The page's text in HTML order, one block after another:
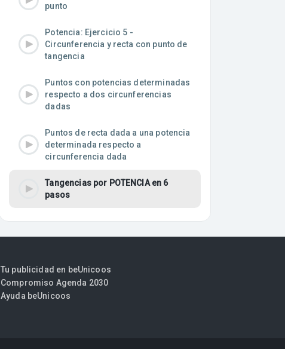
punto
Potencia: Ejercicio 5 -
Circunferencia y recta con punto de
tangencia
Puntos con potencias determinadas
respecto a dos circunferencias
dadas
Puntos de recta dada a una potencia
determinada respecto a
circunferencia dada
Tangencias por POTENCIA en 6
pasos
Tu publicidad en beUnicoos
Compromiso Agenda 2030
Ayuda beUnicoos